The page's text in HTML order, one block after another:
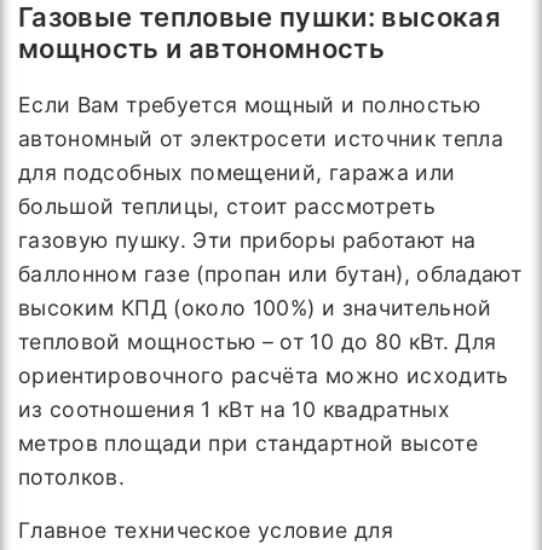
Газовые тепловые пушки: высокая
мощность и автономность
Если Вам требуется мощный и полностью
автономный от электросети источник тепла
для подсобных помещений, гаража или
большой теплицы, стоит рассмотреть
газовую пушку. Эти приборы работают на
баллонном газе (пропан или бутан), обладают
высоким КПД (около 100%) и значительной
тепловой мощностью – от 10 до 80 кВт. Для
ориентировочного расчёта можно исходить
из соотношения 1 кВт на 10 квадратных
метров площади при стандартной высоте
потолков.
Главное техническое условие для